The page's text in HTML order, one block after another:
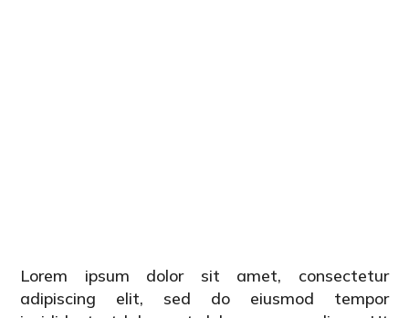
Lorem ipsum dolor sit amet, consectetur
adipiscing elit, sed do eiusmod tempor